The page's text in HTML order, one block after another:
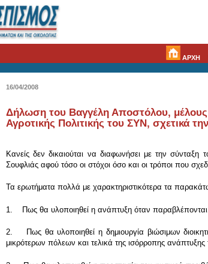
ΑΡΧΗ
16/04/2008
Δήλωση του Βαγγέλη Αποστόλου, μέλους
Αγροτικής Πολιτικής του ΣΥΝ, σχετικά
Κανείς δεν δικαιούται να διαφωνήσει με την
Σουφλιάς αφού τόσο οι στόχοι όσο και οι τρόποι που
Τα ερωτήματα πολλά με χαρακτηριστικότερα τα
1. Πως θα υλοποιηθεί η ανάπτυξη όταν παραβλέπονται
2. Πως θα υλοποιηθεί η δημιουργία βιώσιμων
μικρότερων πόλεων και τελικά της ισόρροπης ανάπτυξης